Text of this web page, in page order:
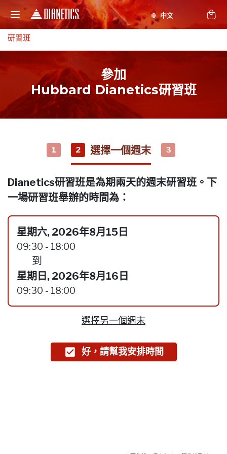
研習班
參加
Hubbard Dianetics研習班
1 2 選擇一個週末 3
Dianetics研習班是為期兩天的週末研習班。下
一場研習班舉辦的時間為：
星期六, 2026年8月15日
09:30 - 18:00
到
星期日, 2026年8月16日
09:30 - 18:00
選擇另一個週末
好，請幫我安排時間